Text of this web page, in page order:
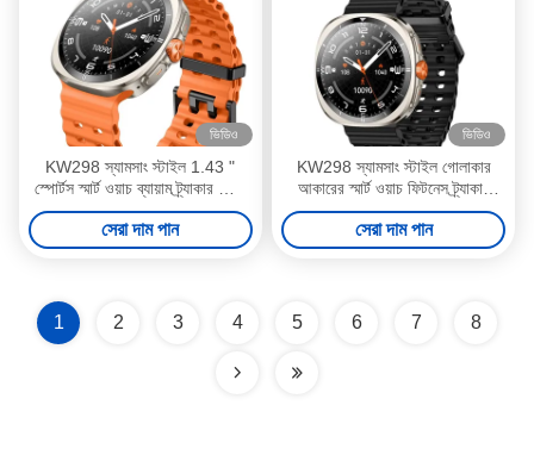
ভিডিও
KW298 স্যামসাং স্টাইল 1.43 "
স্পোর্টস স্মার্ট ওয়াচ ব্যায়াম ট্র্যাকার জিংক
খাদ উপাদান
সেরা দাম পান
ভিডিও
KW298 স্যামসাং স্টাইল গোলাকার
আকারের স্মার্ট ওয়াচ ফিটনেস ট্র্যাকার
1.43 ইঞ্চি
সেরা দাম পান
1 2 3 4 5 6 7 8